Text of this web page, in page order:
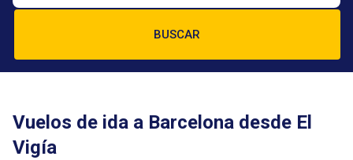
BUSCAR
Vuelos de ida a Barcelona desde El
Vigía